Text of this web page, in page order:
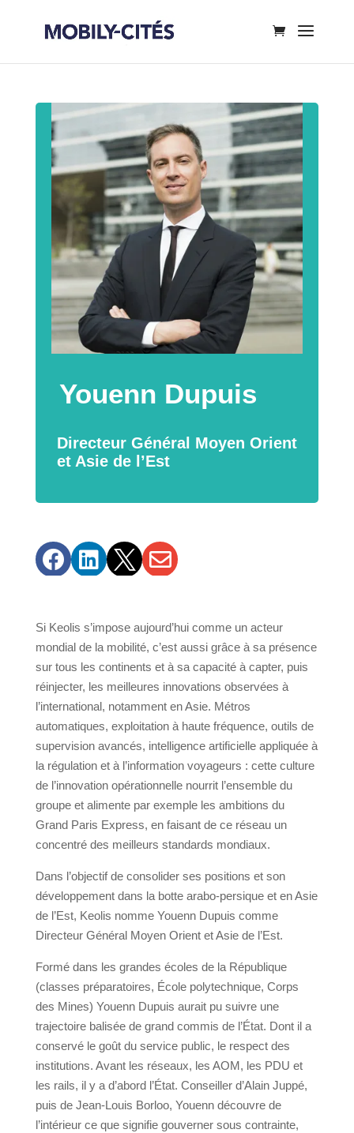
Youenn Dupuis
Directeur Général Moyen Orient
et Asie de l’Est
   
Si Keolis s’impose aujourd’hui comme un acteur
mondial de la mobilité, c’est aussi grâce à sa présence
sur tous les continents et à sa capacité à capter, puis
réinjecter, les meilleures innovations observées à
l’international, notamment en Asie. Métros
automatiques, exploitation à haute fréquence, outils de
supervision avancés, intelligence artificielle appliquée à
la régulation et à l’information voyageurs : cette culture
de l’innovation opérationnelle nourrit l’ensemble du
groupe et alimente par exemple les ambitions du
Grand Paris Express, en faisant de ce réseau un
concentré des meilleurs standards mondiaux.
Dans l’objectif de consolider ses positions et son
développement dans la botte arabo-persique et en Asie
de l’Est, Keolis nomme Youenn Dupuis comme
Directeur Général Moyen Orient et Asie de l’Est.
Formé dans les grandes écoles de la République
(classes préparatoires, École polytechnique, Corps
des Mines) Youenn Dupuis aurait pu suivre une
trajectoire balisée de grand commis de l’État. Dont il a
conservé le goût du service public, le respect des
institutions. Avant les réseaux, les AOM, les PDU et
les rails, il y a d’abord l’État. Conseiller d’Alain Juppé,
puis de Jean-Louis Borloo, Youenn découvre de
l’intérieur ce que signifie gouverner sous contrainte,